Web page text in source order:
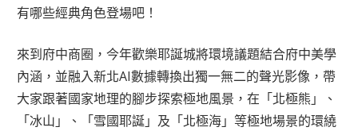
有哪些經典角色登場吧！
來到府中商圈，今年歡樂耶誕城將環境議題結合府中美學
內涵，並融入新北AI數據轉換出獨一無二的聲光影像，帶
大家跟著國家地理的腳步探索極地風景，在「北極熊」、
「冰山」、「雪國耶誕」及「北極海」等極地場景的環繞